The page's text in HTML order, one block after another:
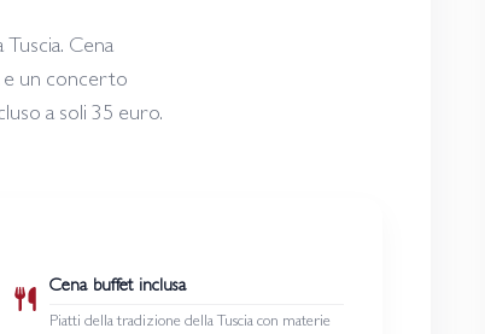
Tuscia. Cena
e un concerto
a soli 35 euro.
Cena buffet inclusa
Piatti della tradizione della Tuscia con materie